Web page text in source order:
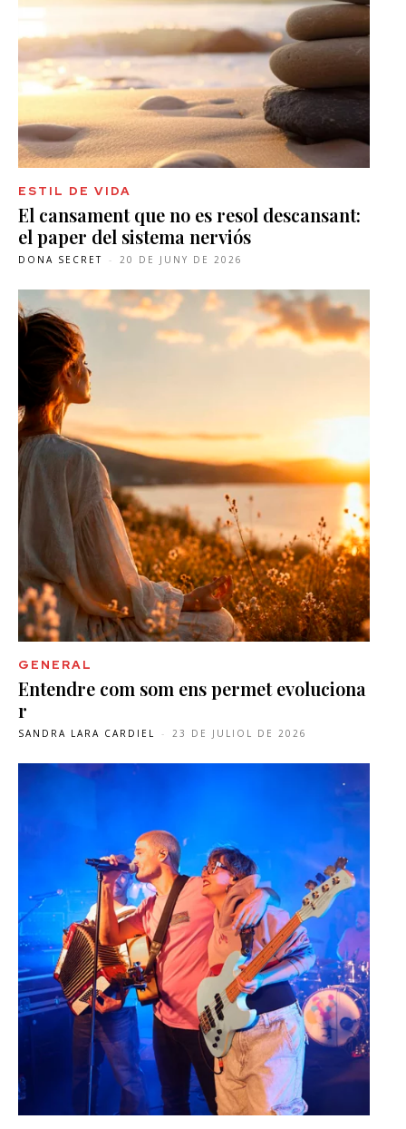
ESTIL DE VIDA
El cansament que no es resol descansant:
el paper del sistema nerviós
DONA SECRET - 20 DE JUNY DE 2026
GENERAL
Entendre com som ens permet evoluciona
r
SANDRA LARA CARDIEL - 23 DE JULIOL DE 2026